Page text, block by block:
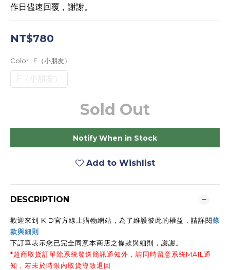
作日儘速回覆，謝謝。
NT$780
Color : F（小朋友）
F（小朋友）
Sold Out
Notify When in Stock
Add to Wishlist
DESCRIPTION
歡迎來到 KID官方線上購物網站，為了維護彼此的權益，請詳閱條
款與細則
下訂單表示您已完全同意本商店之條款與細則，謝謝。
*超商取貨訂單除系統發送簡訊通知外，請同時留意系統MAIL通
知，若未於時限內取貨導致退回